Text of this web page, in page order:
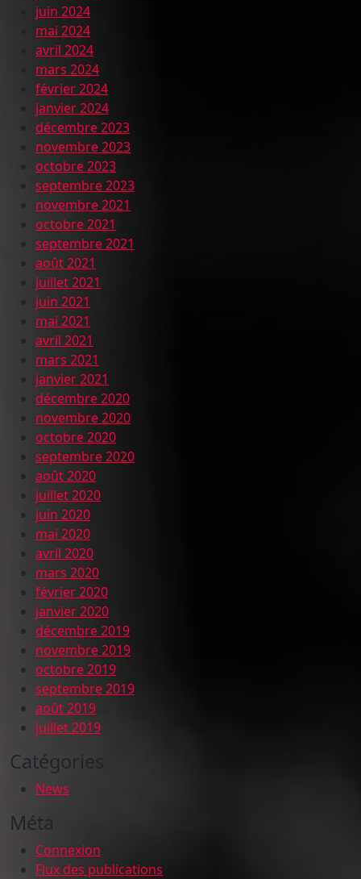
juin 2024
mai 2024
avril 2024
mars 2024
février 2024
janvier 2024
décembre 2023
novembre 2023
octobre 2023
septembre 2023
novembre 2021
octobre 2021
septembre 2021
août 2021
juillet 2021
juin 2021
mai 2021
avril 2021
mars 2021
janvier 2021
décembre 2020
novembre 2020
octobre 2020
septembre 2020
août 2020
juillet 2020
juin 2020
mai 2020
avril 2020
mars 2020
février 2020
janvier 2020
décembre 2019
novembre 2019
octobre 2019
septembre 2019
août 2019
juillet 2019
Catégories
News
Méta
Connexion
Flux des publications